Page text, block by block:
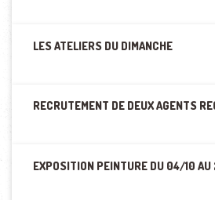
LES ATELIERS DU DIMANCHE
RECRUTEMENT DE DEUX AGENTS
EXPOSITION PEINTURE DU 04/10